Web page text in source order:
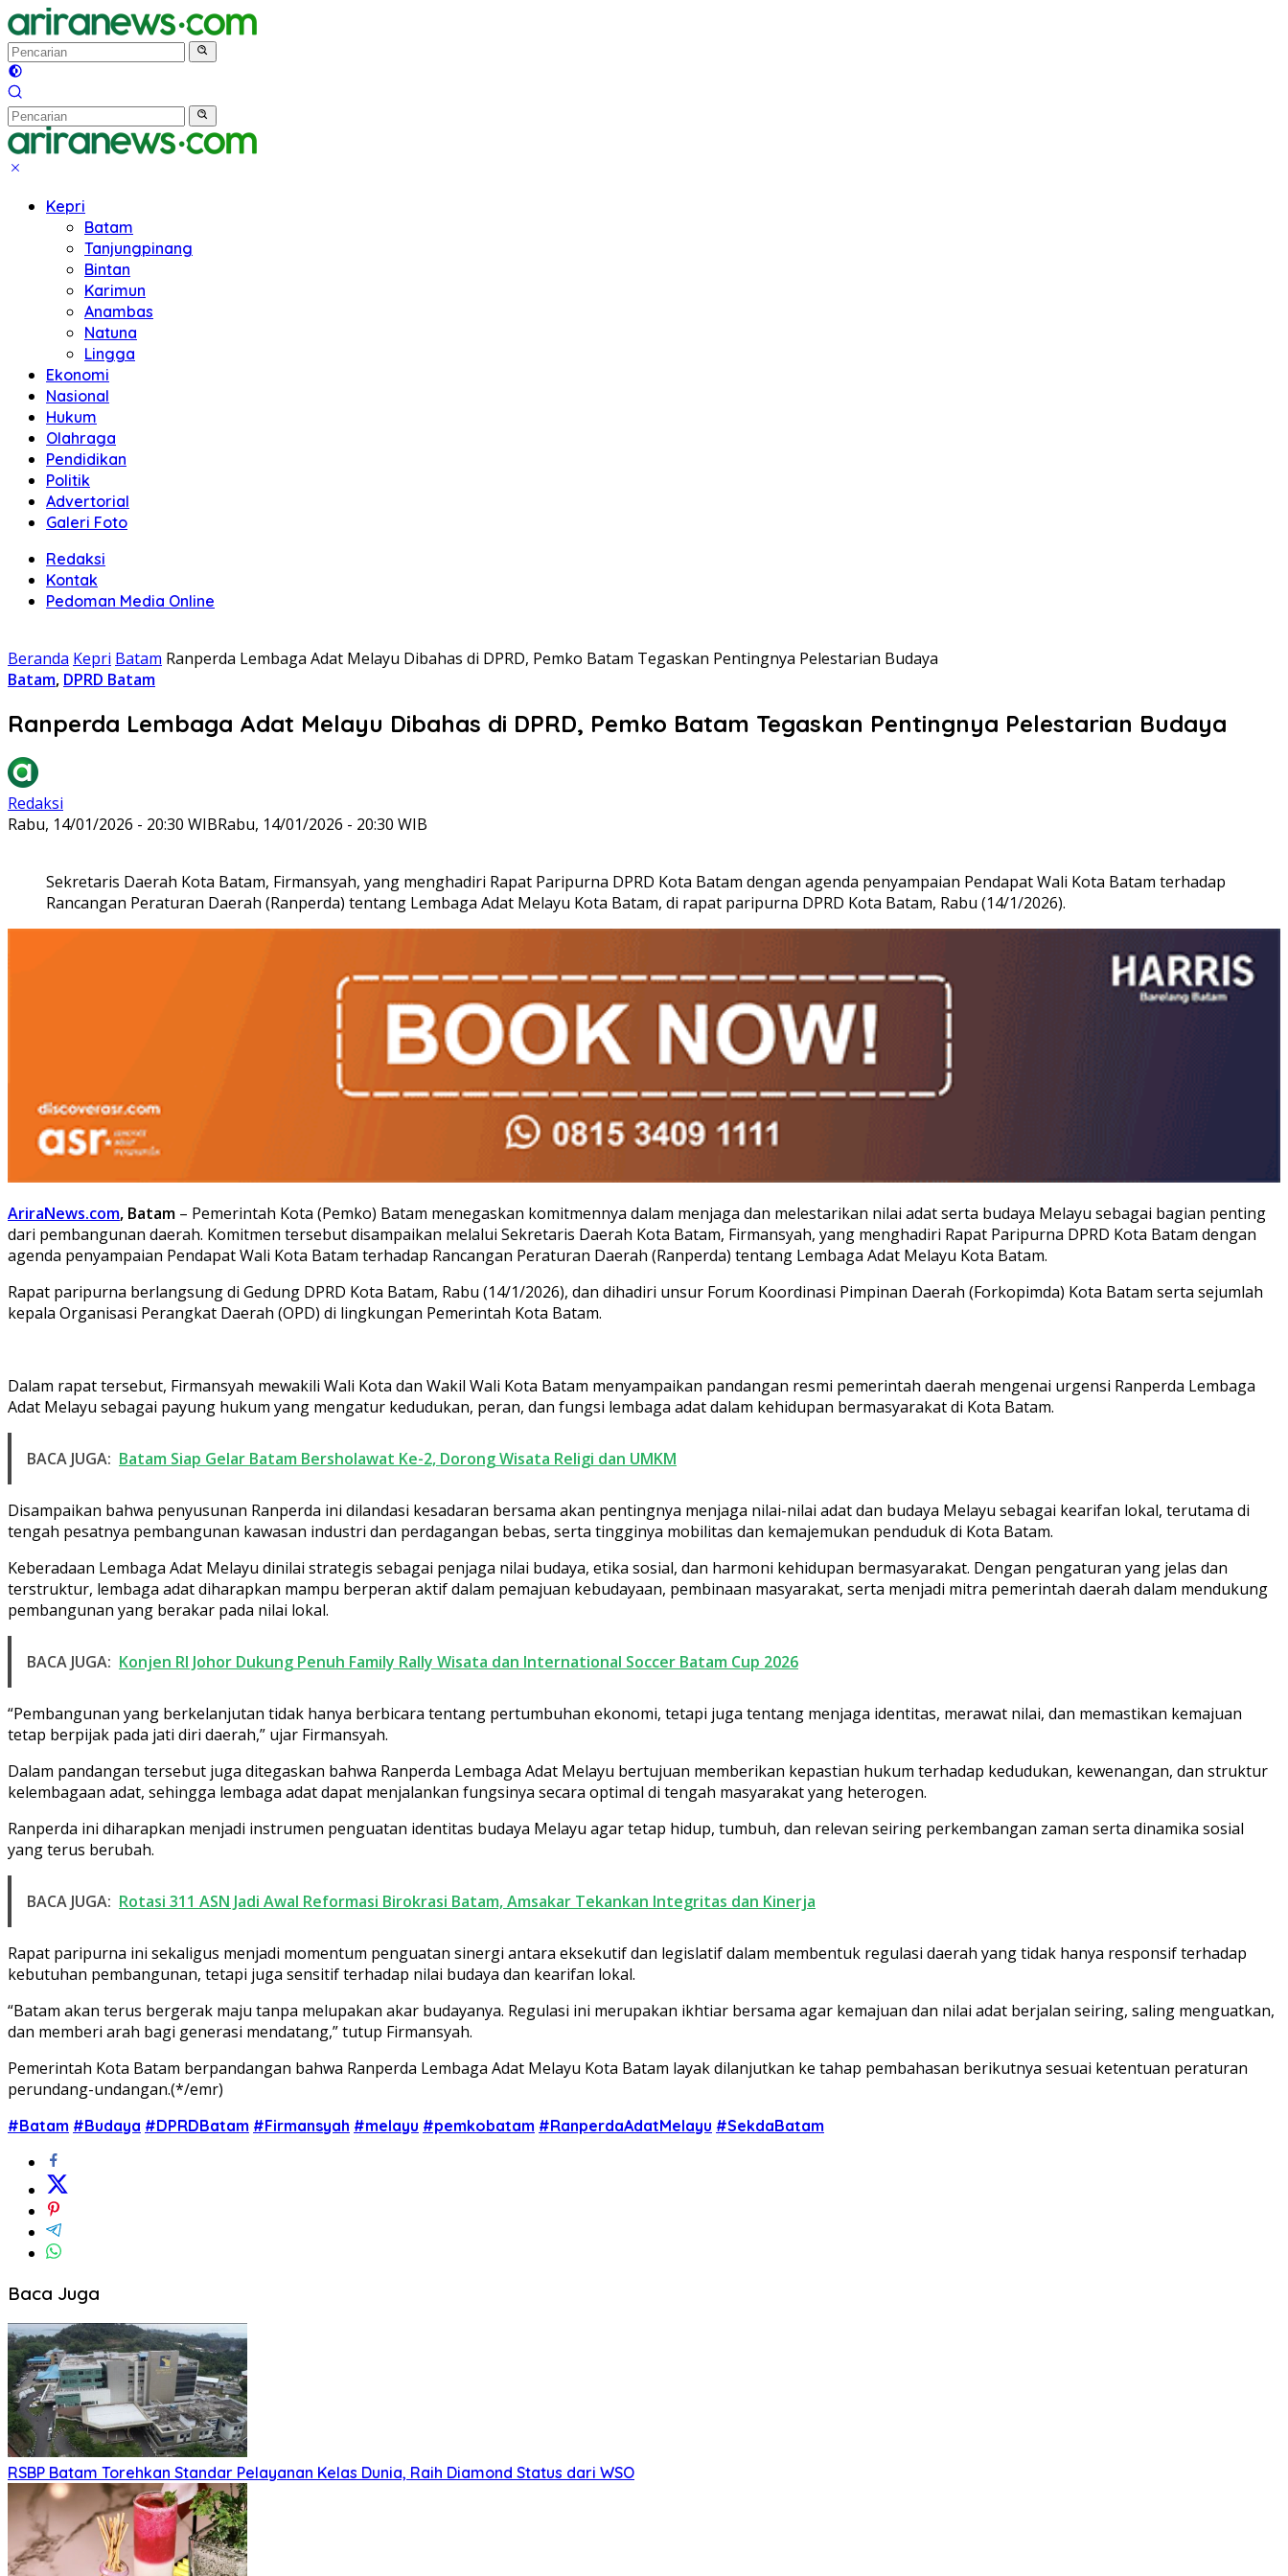
Langsung
ke
konten
Kepri
Batam
Tanjungpinang
Bintan
Karimun
Anambas
Natuna
Lingga
Ekonomi
Nasional
Hukum
Olahraga
Pendidikan
Politik
Advertorial
Galeri Foto
Redaksi
Kontak
Pedoman Media Online
Beranda Kepri Batam Ranperda Lembaga Adat Melayu Dibahas di DPRD, Pemko Batam Tegaskan Pentingnya Pelestarian Budaya
Batam, DPRD Batam
Ranperda Lembaga Adat Melayu Dibahas di DPRD, Pemko Batam Tegaskan Pentingnya Pelestarian Budaya
Redaksi
Rabu, 14/01/2026 - 20:30 WIBRabu, 14/01/2026 - 20:30 WIB
Sekretaris Daerah Kota Batam, Firmansyah, yang menghadiri Rapat Paripurna DPRD Kota Batam dengan agenda penyampaian Pendapat Wali Kota Batam terhadap
Rancangan Peraturan Daerah (Ranperda) tentang Lembaga Adat Melayu Kota Batam, di rapat paripurna DPRD Kota Batam, Rabu (14/1/2026).
AriraNews.com, Batam – Pemerintah Kota (Pemko) Batam menegaskan komitmennya dalam menjaga dan melestarikan nilai adat serta budaya Melayu sebagai bagian penting
dari pembangunan daerah. Komitmen tersebut disampaikan melalui Sekretaris Daerah Kota Batam, Firmansyah, yang menghadiri Rapat Paripurna DPRD Kota Batam dengan
agenda penyampaian Pendapat Wali Kota Batam terhadap Rancangan Peraturan Daerah (Ranperda) tentang Lembaga Adat Melayu Kota Batam.
Rapat paripurna berlangsung di Gedung DPRD Kota Batam, Rabu (14/1/2026), dan dihadiri unsur Forum Koordinasi Pimpinan Daerah (Forkopimda) Kota Batam serta sejumlah
kepala Organisasi Perangkat Daerah (OPD) di lingkungan Pemerintah Kota Batam.
Dalam rapat tersebut, Firmansyah mewakili Wali Kota dan Wakil Wali Kota Batam menyampaikan pandangan resmi pemerintah daerah mengenai urgensi Ranperda Lembaga
Adat Melayu sebagai payung hukum yang mengatur kedudukan, peran, dan fungsi lembaga adat dalam kehidupan bermasyarakat di Kota Batam.
BACA JUGA: Batam Siap Gelar Batam Bersholawat Ke-2, Dorong Wisata Religi dan UMKM
Disampaikan bahwa penyusunan Ranperda ini dilandasi kesadaran bersama akan pentingnya menjaga nilai-nilai adat dan budaya Melayu sebagai kearifan lokal, terutama di
tengah pesatnya pembangunan kawasan industri dan perdagangan bebas, serta tingginya mobilitas dan kemajemukan penduduk di Kota Batam.
Keberadaan Lembaga Adat Melayu dinilai strategis sebagai penjaga nilai budaya, etika sosial, dan harmoni kehidupan bermasyarakat. Dengan pengaturan yang jelas dan
terstruktur, lembaga adat diharapkan mampu berperan aktif dalam pemajuan kebudayaan, pembinaan masyarakat, serta menjadi mitra pemerintah daerah dalam mendukung
pembangunan yang berakar pada nilai lokal.
BACA JUGA: Konjen RI Johor Dukung Penuh Family Rally Wisata dan International Soccer Batam Cup 2026
“Pembangunan yang berkelanjutan tidak hanya berbicara tentang pertumbuhan ekonomi, tetapi juga tentang menjaga identitas, merawat nilai, dan memastikan kemajuan
tetap berpijak pada jati diri daerah,” ujar Firmansyah.
Dalam pandangan tersebut juga ditegaskan bahwa Ranperda Lembaga Adat Melayu bertujuan memberikan kepastian hukum terhadap kedudukan, kewenangan, dan struktur
kelembagaan adat, sehingga lembaga adat dapat menjalankan fungsinya secara optimal di tengah masyarakat yang heterogen.
Ranperda ini diharapkan menjadi instrumen penguatan identitas budaya Melayu agar tetap hidup, tumbuh, dan relevan seiring perkembangan zaman serta dinamika sosial
yang terus berubah.
BACA JUGA: Rotasi 311 ASN Jadi Awal Reformasi Birokrasi Batam, Amsakar Tekankan Integritas dan Kinerja
Rapat paripurna ini sekaligus menjadi momentum penguatan sinergi antara eksekutif dan legislatif dalam membentuk regulasi daerah yang tidak hanya responsif terhadap
kebutuhan pembangunan, tetapi juga sensitif terhadap nilai budaya dan kearifan lokal.
“Batam akan terus bergerak maju tanpa melupakan akar budayanya. Regulasi ini merupakan ikhtiar bersama agar kemajuan dan nilai adat berjalan seiring, saling menguatkan,
dan memberi arah bagi generasi mendatang,” tutup Firmansyah.
Pemerintah Kota Batam berpandangan bahwa Ranperda Lembaga Adat Melayu Kota Batam layak dilanjutkan ke tahap pembahasan berikutnya sesuai ketentuan peraturan
perundang-undangan.(*/emr)
#Batam #Budaya #DPRDBatam #Firmansyah #melayu #pemkobatam #RanperdaAdatMelayu #SekdaBatam
Baca Juga
RSBP Batam Torehkan Standar Pelayanan Kelas Dunia, Raih Diamond Status dari WSO